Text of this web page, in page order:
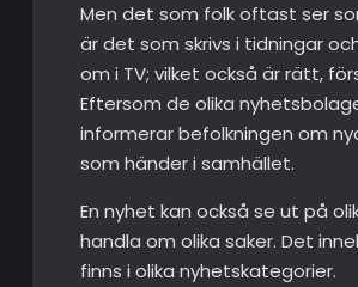
Men det som folk oftast ser
är det som skrivs i tidningar
om i TV; vilket också är rätt,
Eftersom de olika
informerar befolkningen om
som händer i samhället.
En nyhet kan också se ut på
handla om olika saker. Det
finns i olika nyhetskategorier.